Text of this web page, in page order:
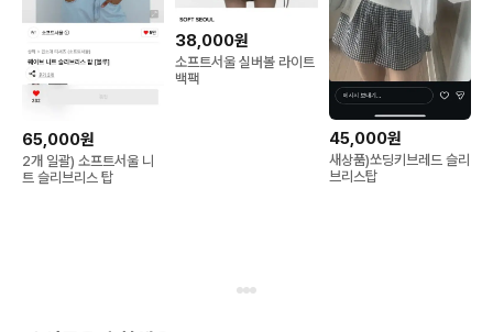
65,000원
2개 일괄) 소프트서울 니
트 슬리브리스 탑
38,000원
소프트서울 실버볼 라이트
백팩
45,000원
새상품)쏘딩키브레드 슬리
브리스탑